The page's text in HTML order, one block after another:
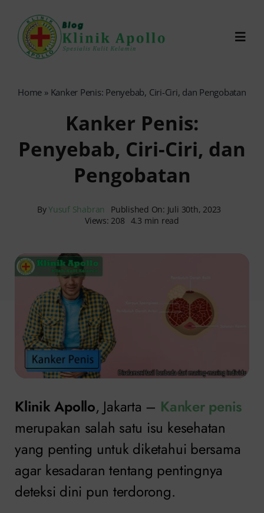
content
0821-1099-9870
Reservasi Online
Home » Kanker Penis: Penyebab, Ciri-Ciri, dan Pengobatan
Kanker Penis:
Penyebab, Ciri-Ciri, dan
Pengobatan
ByYusuf Shabran
Published On: Juli 30th, 2023
Views: 208 4.3 min read
Klinik Apollo, Jakarta – Kanker penis
merupakan salah satu isu kesehatan
yang penting untuk diketahui bersama
agar kesadaran tentang pentingnya
deteksi dini pun terdorong.